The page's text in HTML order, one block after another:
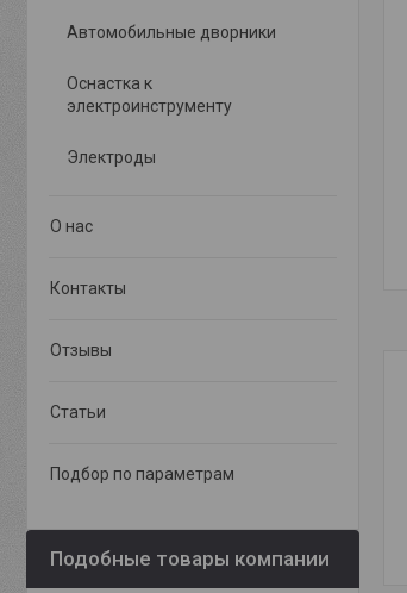
Автомобильные дворники
Оснастка к
электроинструменту
Электроды
О нас
Контакты
Отзывы
Статьи
Подбор по параметрам
Подобные товары компании